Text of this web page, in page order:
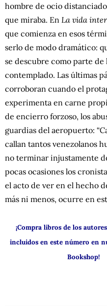
hombre de ocio
que miraba. En La vida
que comienza en esos
serlo de modo dramático:
se descubre como parte de
contemplado. Las últimas
corroboran cuando el
experimenta en carne
de encierro forzoso, los
guardias del aeropuerto:
callan tantos venezolanos
no terminar injustamente
pocas ocasiones los
el acto de ver en el hecho
más ni menos, ocurre en
¡Compra libros de los
incluidos en este número en
Bookshop!